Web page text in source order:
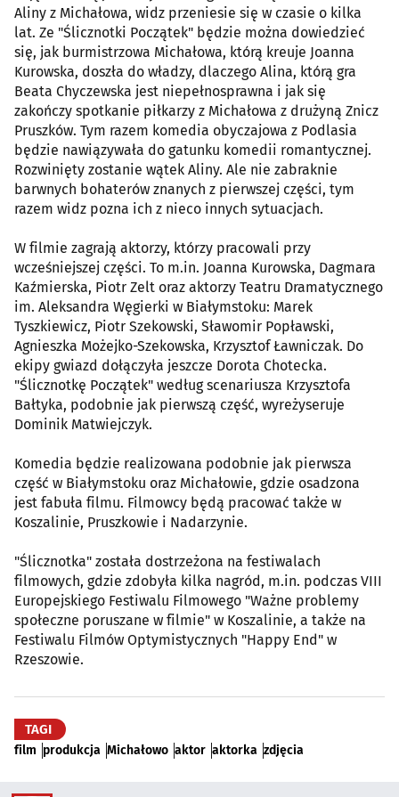
Aliny z Michałowa, widz przeniesie się w czasie o kilka
lat. Ze "Ślicznotki Początek" będzie można dowiedzieć
się, jak burmistrzowa Michałowa, którą kreuje Joanna
Kurowska, doszła do władzy, dlaczego Alina, którą gra
Beata Chyczewska jest niepełnosprawna i jak się
zakończy spotkanie piłkarzy z Michałowa z drużyną Znicz
Pruszków. Tym razem komedia obyczajowa z Podlasia
będzie nawiązywała do gatunku komedii romantycznej.
Rozwinięty zostanie wątek Aliny. Ale nie zabraknie
barwnych bohaterów znanych z pierwszej części, tym
razem widz pozna ich z nieco innych sytuacjach.
W filmie zagrają aktorzy, którzy pracowali przy
wcześniejszej części. To m.in. Joanna Kurowska, Dagmara
Kaźmierska, Piotr Zelt oraz aktorzy Teatru Dramatycznego
im. Aleksandra Węgierki w Białymstoku: Marek
Tyszkiewicz, Piotr Szekowski, Sławomir Popławski,
Agnieszka Możejko-Szekowska, Krzysztof Ławniczak. Do
ekipy gwiazd dołączyła jeszcze Dorota Chotecka.
"Ślicznotkę Początek" według scenariusza Krzysztofa
Bałtyka, podobnie jak pierwszą część, wyreżyseruje
Dominik Matwiejczyk.
Komedia będzie realizowana podobnie jak pierwsza
część w Białymstoku oraz Michałowie, gdzie osadzona
jest fabuła filmu. Filmowcy będą pracować także w
Koszalinie, Pruszkowie i Nadarzynie.
"Ślicznotka" została dostrzeżona na festiwalach
filmowych, gdzie zdobyła kilka nagród, m.in. podczas VIII
Europejskiego Festiwalu Filmowego "Ważne problemy
społeczne poruszane w filmie" w Koszalinie, a także na
Festiwalu Filmów Optymistycznych "Happy End" w
Rzeszowie.
TAGI
film produkcja Michałowo aktor aktorka zdjęcia